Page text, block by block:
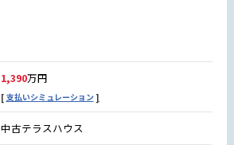
1,390万円
支払いシミュレーション
中古テラスハウス